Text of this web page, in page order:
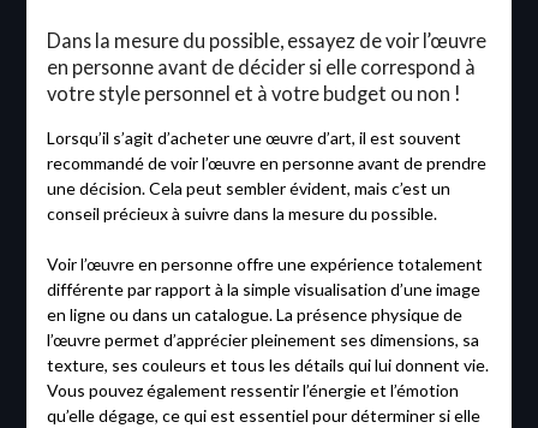
Dans la mesure du possible, essayez de voir l’œuvre
en personne avant de décider si elle correspond à
votre style personnel et à votre budget ou non !
Lorsqu’il s’agit d’acheter une œuvre d’art, il est souvent
recommandé de voir l’œuvre en personne avant de prendre
une décision. Cela peut sembler évident, mais c’est un
conseil précieux à suivre dans la mesure du possible.
Voir l’œuvre en personne offre une expérience totalement
différente par rapport à la simple visualisation d’une image
en ligne ou dans un catalogue. La présence physique de
l’œuvre permet d’apprécier pleinement ses dimensions, sa
texture, ses couleurs et tous les détails qui lui donnent vie.
Vous pouvez également ressentir l’énergie et l’émotion
qu’elle dégage, ce qui est essentiel pour déterminer si elle